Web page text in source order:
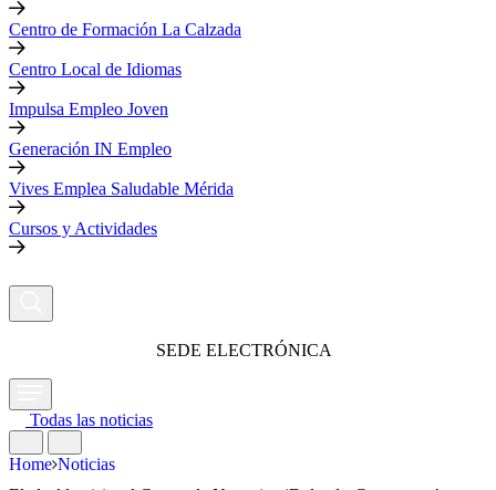
Centro de Formación La Calzada
Centro Local de Idiomas
Impulsa Empleo Joven
Generación IN Empleo
Vives Emplea Saludable Mérida
Cursos y Actividades
SEDE ELECTRÓNICA
Todas las noticias
Home Noticias